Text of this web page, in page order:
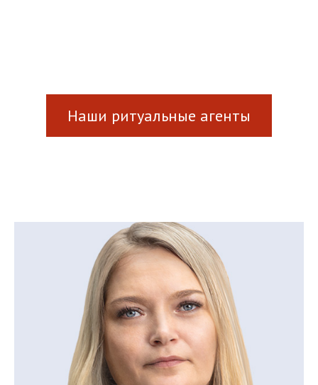
Наши ритуальные агенты